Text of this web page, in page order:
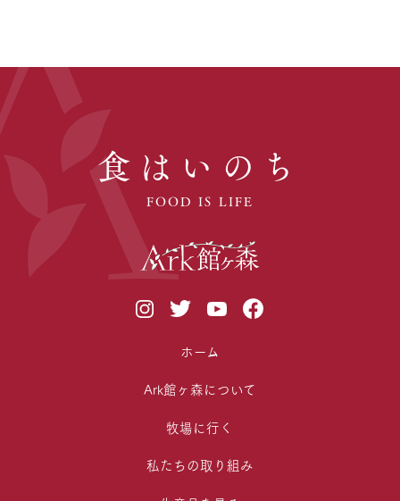
食はいのち
FOOD IS LIFE
ホーム
Ark館ヶ森について
牧場に行く
私たちの取り組み